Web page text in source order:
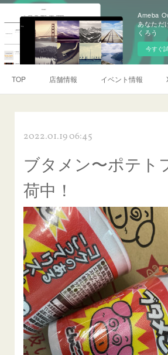
Ameba
あなただ
くろう
今すぐ
TOP 店舗情報 イベント情報
2022.01.19 06:45
ブタメン〜ポテト
荷中！